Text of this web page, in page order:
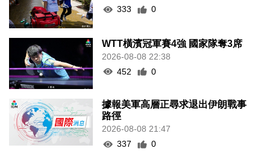
333
0
WTT橫濱冠軍賽4強 國家隊奪3席
2026-08-08 22:38
452
0
據報美軍高層正尋求退出伊朗戰事
路徑
2026-08-08 21:47
337
0